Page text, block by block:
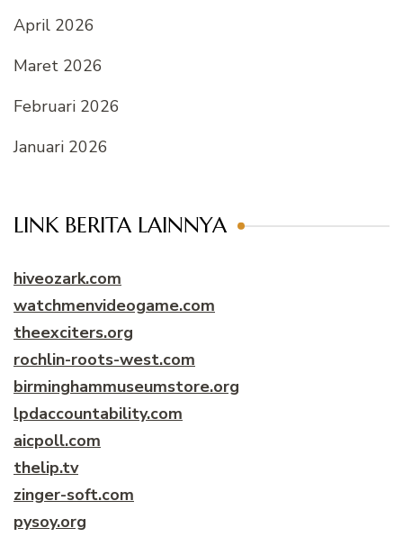
April 2026
Maret 2026
Februari 2026
Januari 2026
LINK BERITA LAINNYA
hiveozark.com
watchmenvideogame.com
theexciters.org
rochlin-roots-west.com
birminghammuseumstore.org
lpdaccountability.com
aicpoll.com
thelip.tv
zinger-soft.com
pysoy.org